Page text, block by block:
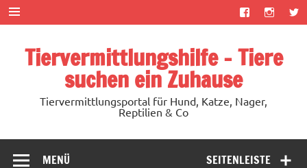
Zum
Inhalt
springen
Tiervermittlungshilfe – Tiere
suchen ein Zuhause
Tiervermittlungsportal für Hund, Katze, Nager,
Reptilien & Co
SEITENLEISTE
MENÜ